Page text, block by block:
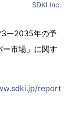
SDKI Inc.
ー2035年の予
市場」に関す
report